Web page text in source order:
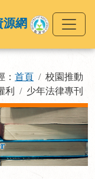
網
： 首頁
校園推動
利
少年法律專刊